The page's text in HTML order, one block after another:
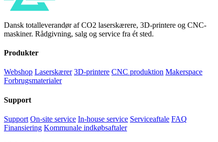
Dansk totalleverandør af CO2 laserskærere, 3D-printere og CNC-
maskiner. Rådgivning, salg og service fra ét sted.
Produkter
Webshop Laserskærer 3D-printere CNC produktion Makerspace
Forbrugsmaterialer
Support
Support On-site service In-house service Serviceaftale FAQ
Finansiering Kommunale indkøbsaftaler